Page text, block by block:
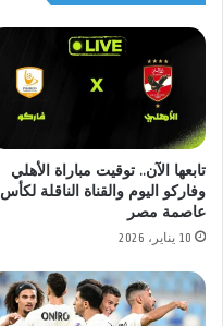
تابعها الآن.. توقيت مباراة الأهلي
وفاركو اليوم والقناة الناقلة لكأس
عاصمة مصر
10 يناير، 2026